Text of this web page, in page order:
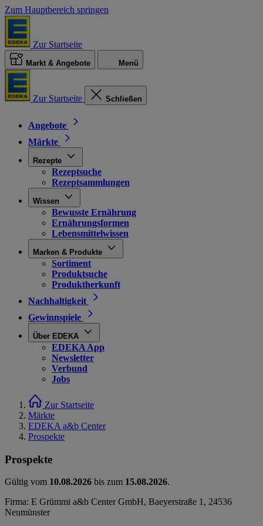
Zum Hauptbereich springen
Zur Startseite
Markt & Angebote Menü
Zur Startseite Schließen
Angebote
Märkte
Rezepte
Rezeptsuche
Rezeptsammlungen
Wissen
Bewusste Ernährung
Ernährungsformen
Lebensmittelwissen
Marken & Produkte
Sortiment
Produktsuche
Produktherkunft
Nachhaltigkeit
Gewinnspiele
Über EDEKA
EDEKA App
Newsletter
Verbund
Jobs
Zur Startseite
Märkte
EDEKA a&b Center
Prospekte
Prospekte
Gültig vom 10.08.2026 bis zum 15.08.2026.
Firma: E Grümmi a&b Center GmbH, Baeyerstraße 1, 24536
Neumünster